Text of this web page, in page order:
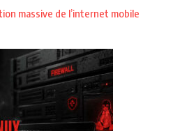
massive de l’internet mobile